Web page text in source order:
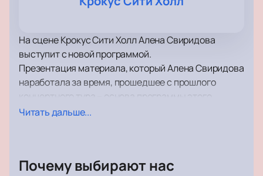
На сцене Крокус Сити Холл Алена Свиридова
выступит с новой программой.
Презентация материала, который Алена Свиридова
наработала за время, прошедшее с прошлого
выступления. За то время, которое прошло с
переживаниями.
Читать дальше...
Почему выбирают нас